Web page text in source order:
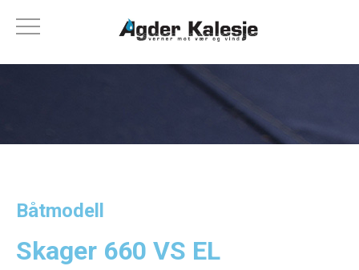
Båtmodell
Skager 660 VS EL